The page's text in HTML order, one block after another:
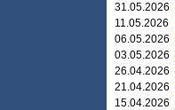
31.05.2026
11.05.2026
06.05.2026
03.05.2026
26.04.2026
21.04.2026
15.04.2026